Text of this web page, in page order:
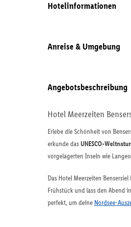
Hotelinformationen
Anreise & Umgebung
Angebotsbeschreibung
Hotel Meerzeiten
Erlebe die Schönheit von
erkunde das UNESCO-
vorgelagerten Inseln wie
Das Hotel Meerzeiten Bensersiel
Frühstück und lass den Abend
perfekt, um deine Nordsee-